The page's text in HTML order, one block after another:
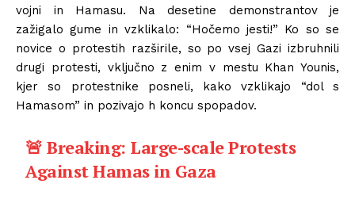
vojni in Hamasu. Na desetine demonstrantov je
zažigalo gume in vzklikalo: “Hočemo jesti!” Ko so se
novice o protestih razširile, so po vsej Gazi izbruhnili
drugi protesti, vključno z enim v mestu Khan Younis,
kjer so protestnike posneli, kako vzklikajo “dol s
Hamasom” in pozivajo h koncu spopadov.
🚨 Breaking: Large-scale Protests
Against Hamas in Gaza